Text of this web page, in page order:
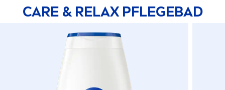
CARE& RELAX PFLEGEBAD